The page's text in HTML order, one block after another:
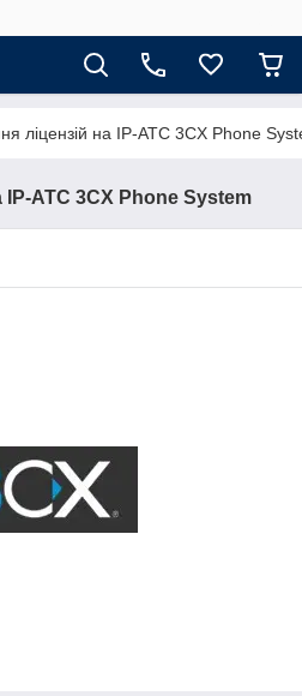
ліцензій на IP-АТС 3CX Phone
IP-АТС 3CX Phone System